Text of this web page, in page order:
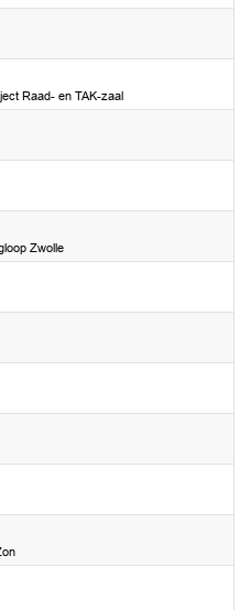
Raad- en TAK-zaal
Zwolle